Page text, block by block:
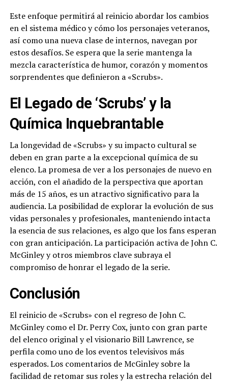
Este enfoque permitirá al reinicio abordar los cambios
en el sistema médico y cómo los personajes veteranos,
así como una nueva clase de internos, navegan por
estos desafíos. Se espera que la serie mantenga la
mezcla característica de humor, corazón y momentos
sorprendentes que definieron a «Scrubs».
El Legado de ‘Scrubs’ y la
Química Inquebrantable
La longevidad de «Scrubs» y su impacto cultural se
deben en gran parte a la excepcional química de su
elenco. La promesa de ver a los personajes de nuevo en
acción, con el añadido de la perspectiva que aportan
más de 15 años, es un atractivo significativo para la
audiencia. La posibilidad de explorar la evolución de sus
vidas personales y profesionales, manteniendo intacta
la esencia de sus relaciones, es algo que los fans esperan
con gran anticipación. La participación activa de John C.
McGinley y otros miembros clave subraya el
compromiso de honrar el legado de la serie.
Conclusión
El reinicio de «Scrubs» con el regreso de John C.
McGinley como el Dr. Perry Cox, junto con gran parte
del elenco original y el visionario Bill Lawrence, se
perfila como uno de los eventos televisivos más
esperados. Los comentarios de McGinley sobre la
facilidad de retomar sus roles y la estrecha relación del